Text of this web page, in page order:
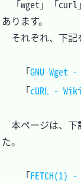
「wget」「curl
あります。
それぞれ、下記
「GNU Wget
「cURL -
本ページは、下
た。
「FETCH(1)